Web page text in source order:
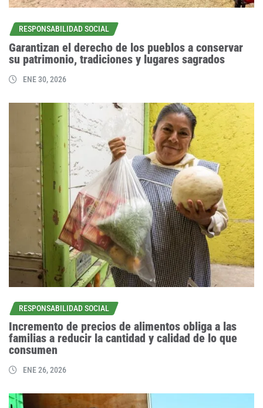
RESPONSABILIDAD SOCIAL
Garantizan el derecho de los pueblos a conservar
su patrimonio, tradiciones y lugares sagrados
ENE 30, 2026
RESPONSABILIDAD SOCIAL
Incremento de precios de alimentos obliga a las
familias a reducir la cantidad y calidad de lo que
consumen
ENE 26, 2026